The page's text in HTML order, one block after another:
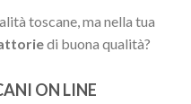
toscane, ma nella tua
di buona qualità?
ON LINE